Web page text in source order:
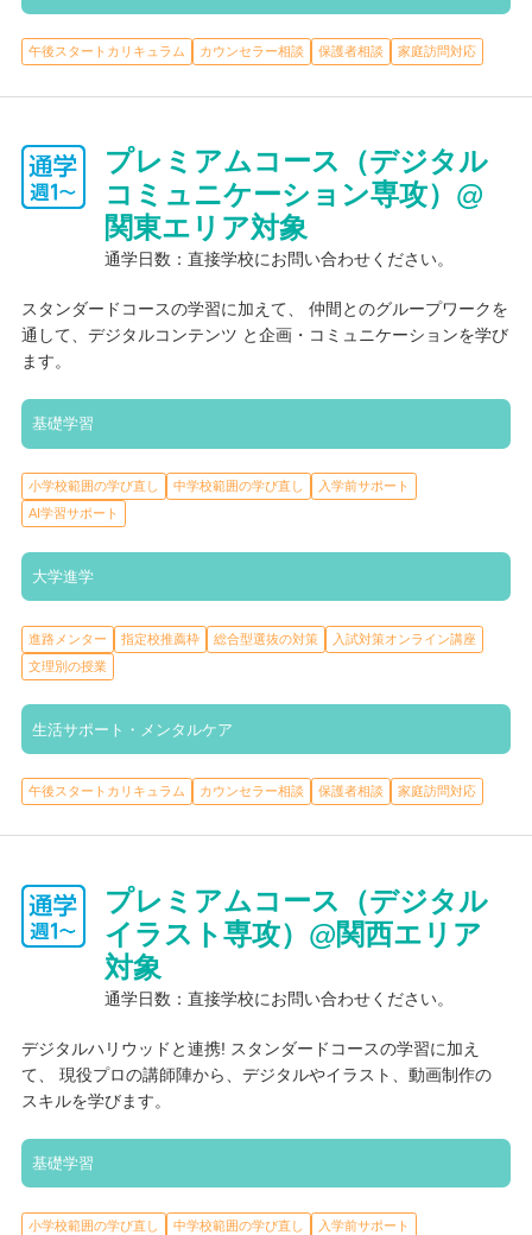
午後スタートカリキュラム カウンセラー相談 保護者相談 家庭訪問対応
プレミアムコース（デジタル
コミュニケーション専攻）@
関東エリア対象
通学日数：直接学校にお問い合わせください。
スタンダードコースの学習に加えて、 仲間とのグループワークを
通して、デジタルコンテンツ と企画・コミュニケーションを学び
ます。
基礎学習
小学校範囲の学び直し 中学校範囲の学び直し
入学前サポート
AI学習サポート
大学進学
進路メンター 指定校推薦枠 総合型選抜の対策
入試対策オンライン講座
文理別の授業
生活サポート・メンタルケア
午後スタートカリキュラム カウンセラー相談 保護者相談 家庭訪問対応
プレミアムコース（デジタル
イラスト専攻）@関西エリア
対象
通学日数：直接学校にお問い合わせください。
デジタルハリウッドと連携! スタンダードコースの学習に加え
て、 現役プロの講師陣から、デジタルやイラスト、動画制作の
スキルを学びます。
基礎学習
小学校範囲の学び直し 中学校範囲の学び直し
入学前サポート